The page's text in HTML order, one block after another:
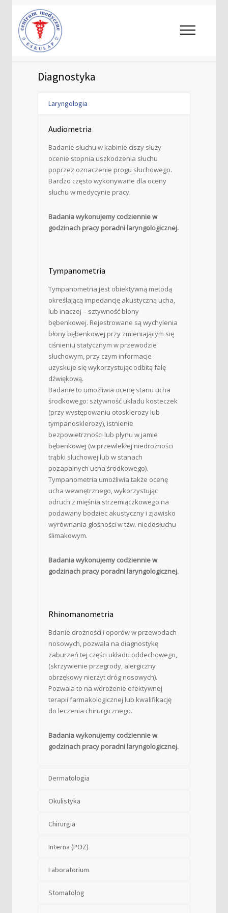
Diagnostyka
Laryngologia
Audiometria
Badanie słuchu w kabinie ciszy służy
ocenie stopnia uszkodzenia słuchu
poprzez oznaczenie progu słuchowego.
Bardzo często wykonywane dla oceny
słuchu w medycynie pracy.
Badania wykonujemy codziennie w
godzinach pracy poradni laryngologicznej.
Tympanometria
Tympanometria jest obiektywną metodą
określającą impedancję akustyczną ucha,
lub inaczej – sztywność błony
bębenkowej. Rejestrowane są wychylenia
błony bębenkowej przy zmieniającym się
ciśnieniu statycznym w przewodzie
słuchowym, przy czym informacje
uzyskuje się wykorzystując odbitą falę
dźwiękową.
Badanie to umożliwia ocenę stanu ucha
środkowego: sztywność układu kosteczek
(przy występowaniu otosklerozy lub
tympanosklerozy), istnienie
bezpowietrzności lub płynu w jamie
bębenkowej (w przewlekłej niedrożności
trąbki słuchowej lub w stanach
pozapalnych ucha środkowego).
Tympanometria umożliwia także ocenę
ucha wewnętrznego, wykorzystując
odruch z mięśnia strzemiączkowego na
podawany bodziec akustyczny i zjawisko
wyrównania głośności w tzw. niedosłuchu
ślimakowym.
Badania wykonujemy codziennie w
godzinach pracy poradni laryngologicznej.
Rhinomanometria
Bdanie drożności i oporów w przewodach
nosowych, pozwala na diagnostykę
zaburzeń tej części układu oddechowego,
(skrzywienie przegrody, alergiczny
obrzękowy nierzyt dróg nosowych).
Pozwala to na wdrożenie efektywnej
terapii farmakologicznej lub kwalifikację
do leczenia chirurgicznego.
Badania wykonujemy codziennie w
godzinach pracy poradni laryngologicznej.
Dermatologia
Okulistyka
Chirurgia
Interna (POZ)
Laboratorium
Stomatolog